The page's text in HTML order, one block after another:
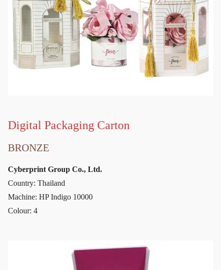
Digital Packaging Carton
BRONZE
Cyberprint Group Co., Ltd.
Country: Thailand
Machine: HP Indigo 10000
Colour: 4